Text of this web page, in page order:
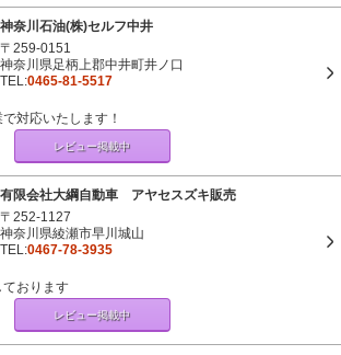
神奈川石油(株)セルフ中井
〒259-0151
神奈川県足柄上郡中井町井ノ口
TEL:0465-81-5517
対応いたします！
レビュー掲載中
有限会社大綱自動車 アヤセスズキ販売
〒252-1127
神奈川県綾瀬市早川城山
TEL:0467-78-3935
おります
レビュー掲載中